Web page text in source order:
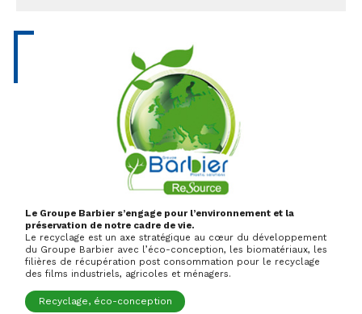
Le Groupe Barbier s’engage pour l’environnement et la
préservation de notre cadre de vie.
Le recyclage est un axe stratégique au cœur du développement
du Groupe Barbier avec l’éco-conception, les biomatériaux, les
filières de récupération post consommation pour le recyclage
des films industriels, agricoles et ménagers.
Recyclage, éco-conception